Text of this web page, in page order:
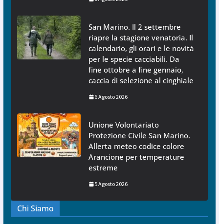
San Marino. Il 2 settembre
riapre la stagione venatoria. Il
calendario, gli orari e le novità
per le specie cacciabili. Da
fine ottobre a fine gennaio,
caccia di selezione al cinghiale
6 Agosto 2026
Unione Volontariato
Protezione Civile San Marino.
Allerta meteo codice colore
Arancione per temperature
estreme
5 Agosto 2026
Chi Siamo